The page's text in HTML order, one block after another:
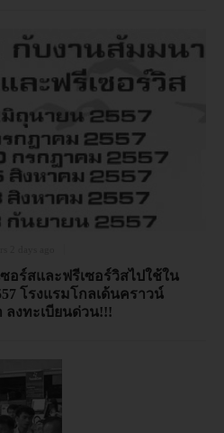
ร์สและฟรีเซอร์วิสไปใช้ใน
โรงแรมโกลเด้นคราวน์
งทะเบียนด่วน!!!